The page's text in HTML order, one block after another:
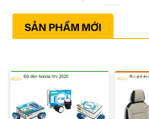
SẢN PHẨM MỚI